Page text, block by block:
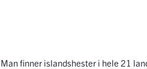
Man finner islandshester i hele 21